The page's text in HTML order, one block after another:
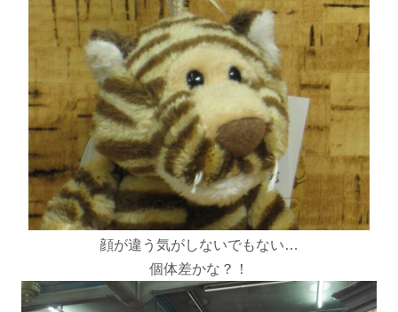
顔が違う気がしないでもない…
個体差かな？！